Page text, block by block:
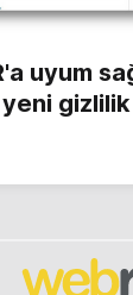
uyum
gizlilik